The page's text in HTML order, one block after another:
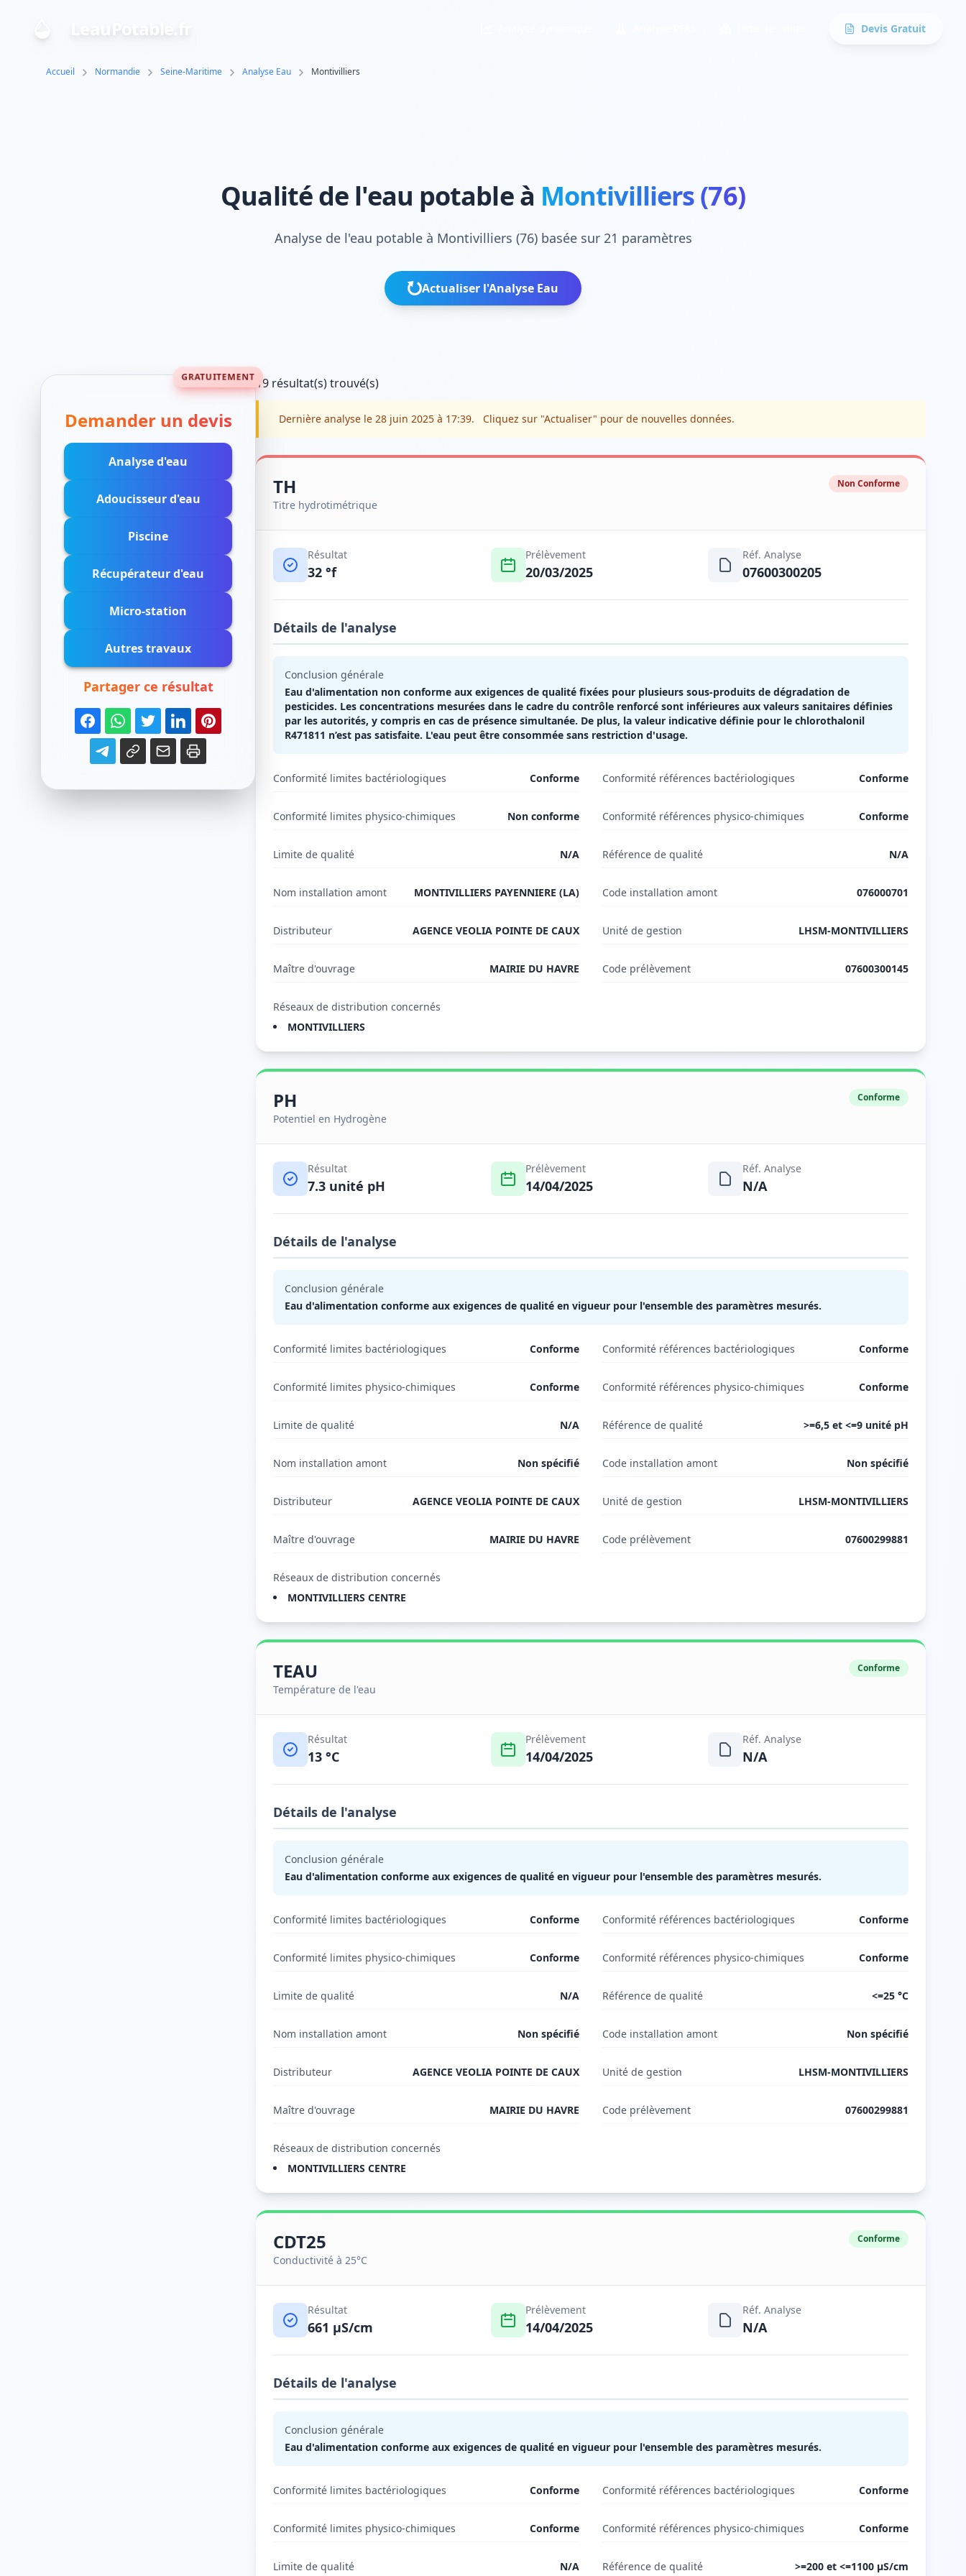
LeauPotable.fr Devis Gratuit
Accueil Normandie Seine-Maritime Analyse Eau Montivilliers
Qualité de l'eau potable à Montivilliers (76)
Analyse de l'eau potable à Montivilliers (76) basée sur 21 paramètres
Actualiser l'Analyse Eau
GRATUITEMENT
Demander un devis
Analyse d'eau
Adoucisseur d'eau
Piscine
Récupérateur d'eau
Micro-station
Autres travaux
Partager ce résultat
19 résultat(s) trouvé(s)
Dernière analyse le 28 juin 2025 à 17:39. Cliquez sur "Actualiser" pour de nouvelles données.
TH
Titre hydrotimétrique
Non Conforme
Résultat
32 °f
Prélèvement
20/03/2025
Réf. Analyse
07600300205
Détails de l'analyse
Conclusion générale
Eau d'alimentation non conforme aux exigences de qualité fixées pour plusieurs sous-produits de dégradation de
pesticides. Les concentrations mesurées dans le cadre du contrôle renforcé sont inférieures aux valeurs sanitaires définies
par les autorités, y compris en cas de présence simultanée. De plus, la valeur indicative définie pour le chlorothalonil
R471811 n’est pas satisfaite. L'eau peut être consommée sans restriction d'usage.
Conformité limites bactériologiques Conforme Conformité références bactériologiques Conforme
Conformité limites physico-chimiques Non conforme Conformité références physico-chimiques Conforme
Limite de qualité N/A Référence de qualité N/A
Nom installation amont MONTIVILLIERS PAYENNIERE (LA) Code installation amont 076000701
Distributeur AGENCE VEOLIA POINTE DE CAUX Unité de gestion LHSM-MONTIVILLIERS
Maître d'ouvrage MAIRIE DU HAVRE Code prélèvement 07600300145
Réseaux de distribution concernés
MONTIVILLIERS
PH
Potentiel en Hydrogène
Conforme
Résultat
7.3 unité pH
Prélèvement
14/04/2025
Réf. Analyse
N/A
Détails de l'analyse
Conclusion générale
Eau d'alimentation conforme aux exigences de qualité en vigueur pour l'ensemble des paramètres mesurés.
Conformité limites bactériologiques Conforme Conformité références bactériologiques Conforme
Conformité limites physico-chimiques Conforme Conformité références physico-chimiques Conforme
Limite de qualité N/A Référence de qualité >=6,5 et <=9 unité pH
Nom installation amont Non spécifié Code installation amont Non spécifié
Distributeur AGENCE VEOLIA POINTE DE CAUX Unité de gestion LHSM-MONTIVILLIERS
Maître d'ouvrage MAIRIE DU HAVRE Code prélèvement 07600299881
Réseaux de distribution concernés
MONTIVILLIERS CENTRE
TEAU
Température de l'eau
Conforme
Résultat
13 °C
Prélèvement
14/04/2025
Réf. Analyse
N/A
Détails de l'analyse
Conclusion générale
Eau d'alimentation conforme aux exigences de qualité en vigueur pour l'ensemble des paramètres mesurés.
Conformité limites bactériologiques Conforme Conformité références bactériologiques Conforme
Conformité limites physico-chimiques Conforme Conformité références physico-chimiques Conforme
Limite de qualité N/A Référence de qualité <=25 °C
Nom installation amont Non spécifié Code installation amont Non spécifié
Distributeur AGENCE VEOLIA POINTE DE CAUX Unité de gestion LHSM-MONTIVILLIERS
Maître d'ouvrage MAIRIE DU HAVRE Code prélèvement 07600299881
Réseaux de distribution concernés
MONTIVILLIERS CENTRE
CDT25
Conductivité à 25°C
Conforme
Résultat
661 µS/cm
Prélèvement
14/04/2025
Réf. Analyse
N/A
Détails de l'analyse
Conclusion générale
Eau d'alimentation conforme aux exigences de qualité en vigueur pour l'ensemble des paramètres mesurés.
Conformité limites bactériologiques Conforme Conformité références bactériologiques Conforme
Conformité limites physico-chimiques Conforme Conformité références physico-chimiques Conforme
Limite de qualité N/A Référence de qualité >=200 et <=1100 µS/cm